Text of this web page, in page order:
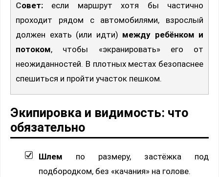
Совет: если маршрут хотя бы частично
проходит рядом с автомобилями, взрослый
должен ехать (или идти) между ребёнком и
потоком, чтобы «экранировать» его от
неожиданностей. В плотных местах безопаснее
спешиться и пройти участок пешком.
Экипировка и видимость: что
обязательно
Шлем по размеру, застёжка под
подбородком, без «качания» на голове.